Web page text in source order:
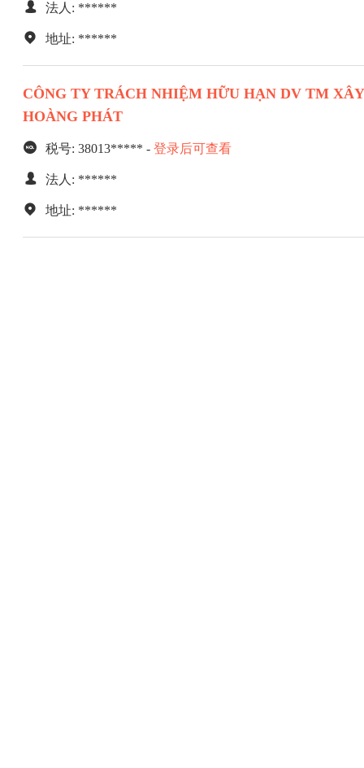
法人: ******
地址: ******
CÔNG TY TRÁCH NHIỆM HỮU HẠN DV TM
HOÀNG PHÁT
税号: 38013***** - 登录后可查看
法人: ******
地址: ******